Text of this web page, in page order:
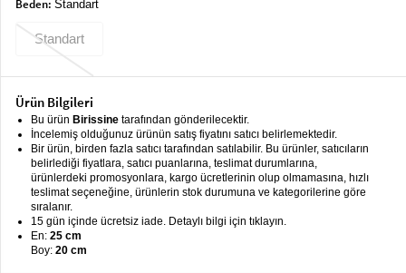
keyboard_arrow_down
Giyim
Tesettür
Giyim
keyboard_arrow_down
Büyük
Bedenkeyboard_arrow_down
Giyimkeyboard_arrow_down
Beden: Standart
Standart
Ürün Bilgileri
Bu ürün Birissine tarafından gönderilecektir.
İncelemiş olduğunuz ürünün satış fiyatını satıcı belirlemektedir.
Bir ürün, birden fazla satıcı tarafından satılabilir. Bu ürünler, satıcıların
belirlediği fiyatlara, satıcı puanlarına, teslimat durumlarına,
ürünlerdeki promosyonlara, kargo ücretlerinin olup olmamasına, hızlı
teslimat seçeneğine, ürünlerin stok durumuna ve kategorilerine göre
sıralanır.
15 gün içinde ücretsiz iade. Detaylı bilgi için tıklayın.
En: 25 cm
Boy: 20 cm